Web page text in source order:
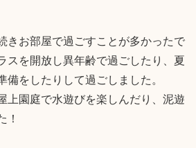
きお部屋で過ごすことが多かったで
スを開放し異年齢で過ごしたり、夏
備をしたりして過ごしました。
上園庭で水遊びを楽しんだり、泥遊
！